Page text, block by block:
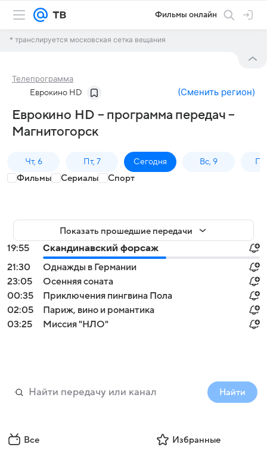
Фильмы онлайн
* транслируется московская сетка вещания
Телепрограмма
Еврокино HD (Сменить регион)
Еврокино HD – программа передач –
Магнитогорск
Чт, 6 Пт, 7 Сегодня Вс, 9
Фильмы Сериалы Спорт
Показать прошедшие передачи
19:55
Скандинавский форсаж
21:30
Однажды в Германии
23:05
Осенняя соната
00:35
Приключения пингвина Пола
02:05
Париж, вино и романтика
03:25
Миссия "НЛО"
Найти
Все Избранные